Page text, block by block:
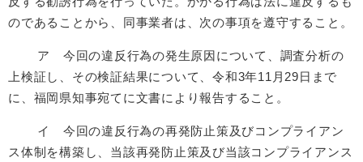
のであることから、同事業者は、次の事項を遵守すること。
ア 今回の違反行為の発生原因について、調査分析の
上検証し、その検証結果について、令和3年11月29日まで
に、福岡県知事宛てに文書により報告すること。
イ 今回の違反行為の再発防止策及びコンプライアン
ス体制を構築し、当該再発防止策及び当該コンプライアンス